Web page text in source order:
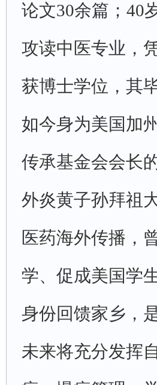
论文30余篇；40
攻读中医专业，
获博士学位，其
如今身为美国加
传承基金会会长
外炎黄子孙拜祖
医药海外传播，
学、促成美国学
身份回馈家乡，
未来将充分发挥